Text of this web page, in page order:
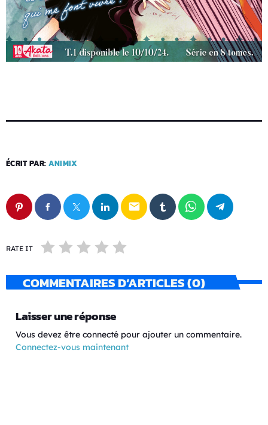
ÉCRIT PAR: ANIMIX
email
RATE IT
COMMENTAIRES D’ARTICLES (0)
Laisser une réponse
Vous devez être connecté pour ajouter un commentaire.
Connectez-vous maintenant